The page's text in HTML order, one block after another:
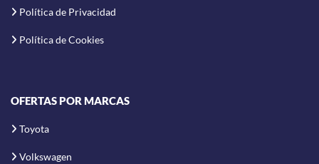
Política de Privacidad
Política de Cookies
OFERTAS POR MARCAS
Toyota
Volkswagen